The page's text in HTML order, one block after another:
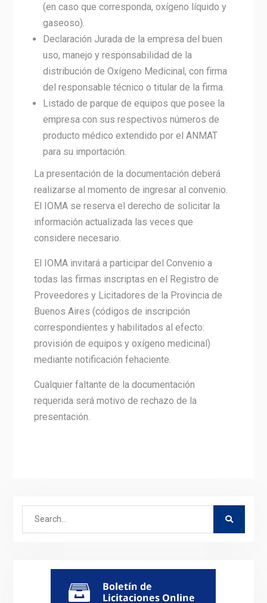
(en caso que corresponda, oxígeno líquido y
gaseoso).
Declaración Jurada de la empresa del buen
uso, manejo y responsabilidad de la
distribución de Oxígeno Medicinal, con firma
del responsable técnico o titular de la firma.
Listado de parque de equipos que posee la
empresa con sus respectivos números de
producto médico extendido por el ANMAT
para su importación.
La presentación de la documentación deberá
realizarse al momento de ingresar al convenio.
El IOMA se reserva el derecho de solicitar la
información actualizada las veces que
considere necesario.
El IOMA invitará a participar del Convenio a
todas las firmas inscriptas en el Registro de
Proveedores y Licitadores de la Provincia de
Buenos Aires (códigos de inscripción
correspondientes y habilitados al efecto:
provisión de equipos y oxígeno medicinal)
mediante notificación fehaciente.
Cualquier faltante de la documentación
requerida será motivo de rechazo de la
presentación.